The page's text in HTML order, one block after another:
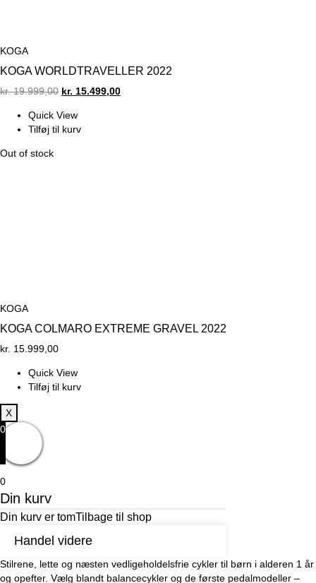
KOGA
KOGA WORLDTRAVELLER 2022
kr.19.999,00 Original
was:
kr. 19.999,00.
kr. 15.499,00Current
Quick View
Tilføj til kurv
Out of stock
KOGA
KOGA COLMARO EXTREME GRAVEL 2022
kr. 15.999,00
Quick View
Tilføj til kurv
X
0
0
Din kurv
Din kurv er tomTilbage til shop
Handel videre
Stilrene, lette og næsten vedligeholdelsfrie cykler til børn i alderen 1 år
og opefter. Vælg blandt balancecykler og de første pedalmodeller –